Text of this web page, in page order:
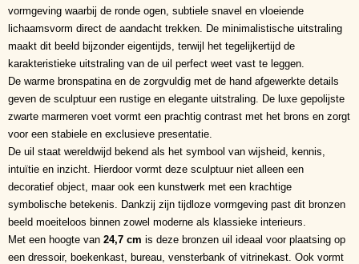
vormgeving waarbij de ronde ogen, subtiele snavel en vloeiende
lichaamsvorm direct de aandacht trekken. De minimalistische uitstraling
maakt dit beeld bijzonder eigentijds, terwijl het tegelijkertijd de
karakteristieke uitstraling van de uil perfect weet vast te leggen.
De warme bronspatina en de zorgvuldig met de hand afgewerkte details
geven de sculptuur een rustige en elegante uitstraling. De luxe gepolijste
zwarte marmeren voet vormt een prachtig contrast met het brons en zorgt
voor een stabiele en exclusieve presentatie.
De uil staat wereldwijd bekend als het symbool van wijsheid, kennis,
intuïtie en inzicht. Hierdoor vormt deze sculptuur niet alleen een
decoratief object, maar ook een kunstwerk met een krachtige
symbolische betekenis. Dankzij zijn tijdloze vormgeving past dit bronzen
beeld moeiteloos binnen zowel moderne als klassieke interieurs.
Met een hoogte van 24,7 cm is deze bronzen uil ideaal voor plaatsing op
een dressoir, boekenkast, bureau, vensterbank of vitrinekast. Ook vormt